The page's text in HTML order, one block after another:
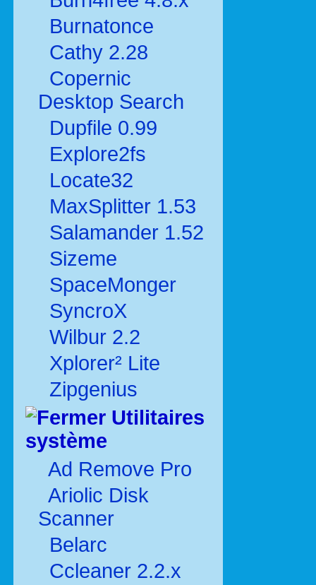
Burnatonce
Cathy 2.28
Copernic
Desktop Search
Dupfile 0.99
Explore2fs
Locate32
MaxSplitter 1.53
Salamander 1.52
Sizeme
SpaceMonger
SyncroX
Wilbur 2.2
Xplorer² Lite
Zipgenius
Utilitaires
système
Ad Remove Pro
Ariolic Disk
Scanner
Belarc
Ccleaner 2.2.x